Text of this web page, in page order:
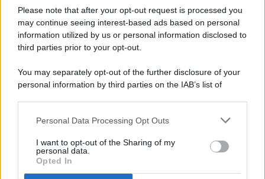
Please note that after your opt-out request is processed you
may continue seeing interest-based ads based on personal
information utilized by us or personal information disclosed to
third parties prior to your opt-out.
You may separately opt-out of the further disclosure of your
personal information by third parties on the IAB’s list of
This information may also be disclosed by us to third parties
disclose it to other third parties.
Personal Data Processing Opt Outs
I want to opt-out of the Sharing of my
personal data.
Opted In
ISCRIZIONE AL ROC N. 35792 – ISCRITTA ALL’ANSO
(ASSOCIAZIONE NAZIONALE STAMPA ONLINE)
PREFERENZE PRIVACY